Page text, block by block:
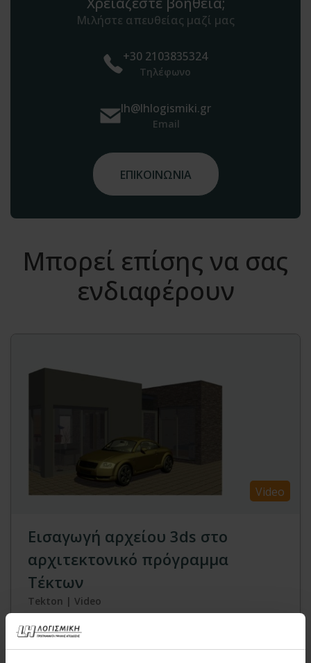
Μιλήστε απευθείας μαζί μας
+30 2103835324
Τηλέφωνο
lh@lhlogismiki.gr
Email
ΕΠΙΚΟΙΝΩΝΙΑ
Μπορεί επίσης να σας
ενδιαφέρουν
Video
Εισαγωγή αρχείου 3ds στο
αρχιτεκτονικό πρόγραμμα
Τέκτων
Tekton | Video
Δείτε στο βίντεο πώς μπορείτε να εισάγετε
αρχείο *.3ds στο αρχιτεκτονικό πρόγραμμα